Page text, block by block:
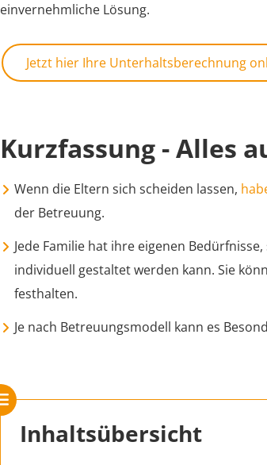
einvernehmliche Lösung.
Jetzt hier Ihre Unterhaltsberechnung
Kurzfassung - Alles
Wenn die Eltern sich scheiden lassen,
der Betreuung.
Jede Familie hat ihre eigenen
individuell gestaltet werden kann. Sie
festhalten.
Je nach Betreuungsmodell kann es
Inhaltsübersicht